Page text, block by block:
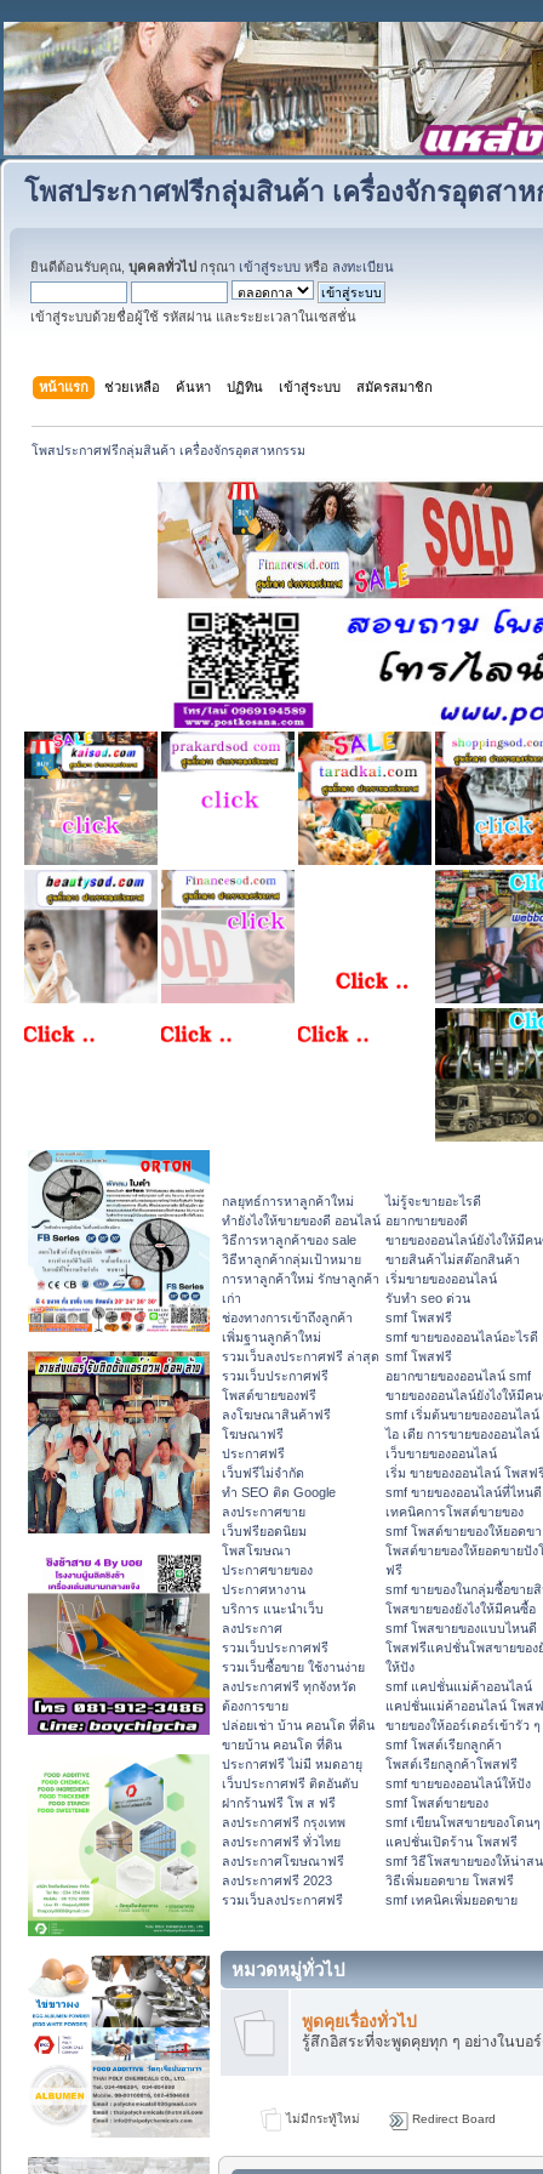
โพสประกาศฟรีกลุ่มสินค้า เครื่องจักรอุตสาห
ยินดีต้อนรับคุณ, บุคคลทั่วไป กรุณา เข้าสู่ระบบ หรือ ลงทะเบียน
เข้าสู่ระบบด้วยชื่อผู้ใช้ รหัสผ่าน และระยะเวลาในเซสชั่น
หน้าแรก ช่วยเหลือ ค้นหา ปฏิทิน เข้าสู่ระบบ สมัครสมาชิก
โพสประกาศฟรีกลุ่มสินค้า เครื่องจักรอุตสาหกรรม
กลยุทธ์การหาลูกค้าใหม่
ทํายังไงให้ขายของดี ออนไลน์
วิธีการหาลูกค้าของ sale
วิธีหาลูกค้ากลุ่มเป้าหมาย
การหาลูกค้าใหม่ รักษาลูกค้า
เก่า
ช่องทางการเข้าถึงลูกค้า
เพิ่มฐานลูกค้าใหม่
รวมเว็บลงประกาศฟรี ล่าสุด
รวมเว็บประกาศฟรี
โพสต์ขายของฟรี
ลงโฆษณาสินค้าฟรี
โฆษณาฟรี
ประกาศฟรี
เว็บฟรีไม่จำกัด
ทำ SEO ติด Google
ลงประกาศขาย
เว็บฟรียอดนิยม
โพสโฆษณา
ประกาศขายของ
ประกาศหางาน
บริการ แนะนำเว็บ
ลงประกาศ
รวมเว็บประกาศฟรี
รวมเว็บซื้อขาย ใช้งานง่าย
ลงประกาศฟรี ทุกจังหวัด
ต้องการขาย
ปล่อยเช่า บ้าน คอนโด ที่ดิน
ขายบ้าน คอนโด ที่ดิน
ประกาศฟรี ไม่มี หมดอายุ
เว็บประกาศฟรี ติดอันดับ
ฝากร้านฟรี โพ ส ฟรี
ลงประกาศฟรี กรุงเทพ
ลงประกาศฟรี ทั่วไทย
ลงประกาศโฆษณาฟรี
ลงประกาศฟรี 2023
รวมเว็บลงประกาศฟรี
ไม่รู้จะขายอะไรดี
อยากขายของดี
ขายของออนไลน์ยังไงให้มีค
ขายสินค้าไม่สต๊อกสินค้า
เริ่มขายของออนไลน์
รับทำ seo ด่วน
smf โพสฟรี
smf ขายของออนไลน์อะไรดี
smf โพสฟรี
อยากขายของออนไลน์ smf
ขายของออนไลน์ยังไงให้มีค
smf เริ่มต้นขายของออนไลน์
ไอ เดีย การขายของออนไลน์
เว็บขายของออนไลน์
เริ่ม ขายของออนไลน์ โพสฟ
smf ขายของออนไลน์ที่ไหนดี
เทคนิคการโพสต์ขายของ
smf โพสต์ขายของให้ยอดข
โพสต์ขายของให้ยอดขายปัง
ฟรี
smf ขายของในกลุ่มซื้อขาย
โพสขายของยังไงให้มีคนซื้อ
smf โพสขายของแบบไหนดี
โพสฟรีแคปชั่นโพสขายของยั
ให้ปัง
smf แคปชั่นแม่ค้าออนไลน์
แคปชั่นแม่ค้าออนไลน์ โพส
ขายของให้ออร์เดอร์เข้ารัว ๆ
smf โพสต์เรียกลูกค้า
โพสต์เรียกลูกค้าโพสฟรี
smf ขายของออนไลน์ให้ปัง
smf โพสต์ขายของ
smf เขียนโพสขายของโดนๆ
แคปชั่นเปิดร้าน โพสฟรี
smf วิธีโพสขายของให้น่าส
วิธีเพิ่มยอดขาย โพสฟรี
smf เทคนิคเพิ่มยอดขาย
หมวดหมู่ทั่วไป
พูดคุยเรื่องทั่วไป
รู้สึกอิสระที่จะพูดคุยทุก ๆ อย่างในบอ
ไม่มีกระทู้ใหม่ Redirect Board